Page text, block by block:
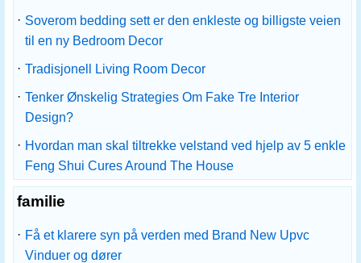
· Soverom bedding sett er den enkleste og billigste veien
til en ny Bedroom Decor
· Tradisjonell Living Room Decor
· Tenker Ønskelig Strategies Om Fake Tre Interior
Design?
· Hvordan man skal tiltrekke velstand ved hjelp av 5 enkle
Feng Shui Cures Around The House
familie
· Få et klarere syn på verden med Brand New Upvc
Vinduer og dører